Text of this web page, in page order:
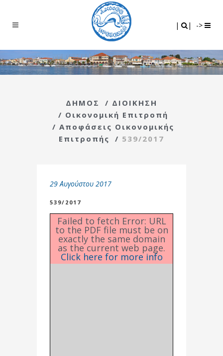
| | ->
ΔΗΜΟΣ / ΔΙΟΙΚΗΣΗ
/ Οικονομική Επιτροπή
/ Αποφάσεις Οικονομικής
Επιτροπής
/ 539/2017
29 Αυγούστου 2017
539/2017
Failed to fetch Error: URL
to the PDF file must be on
exactly the same domain
as the current web page.
Click here for more info